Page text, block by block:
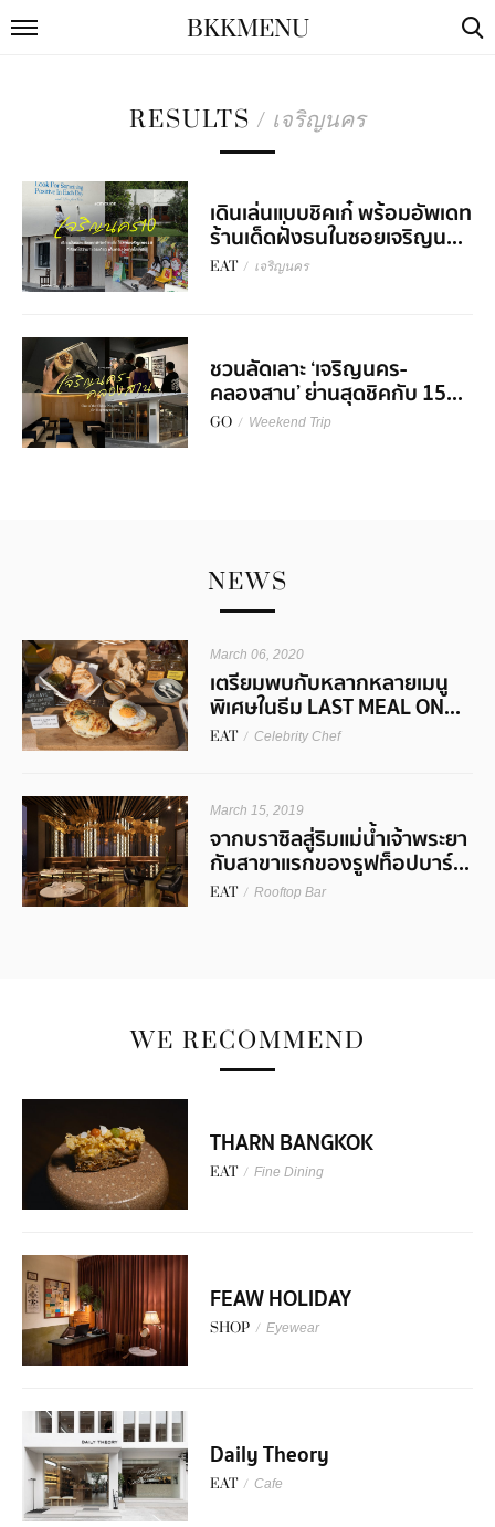
BKKMENU
RESULTS / เจริญนคร
เดินเล่นแบบชิคเก๋ พร้อมอัพเดท
ร้านเด็ดฝั่งธนในซอยเจริญน...
EAT / เจริญนคร
ชวนลัดเลาะ ‘เจริญนคร-
คลองสาน’ ย่านสุดชิคกับ 15...
GO / Weekend Trip
NEWS
March 06, 2020
เตรียมพบกับหลากหลายเมนู
พิเศษในธีม LAST MEAL ON...
EAT / Celebrity Chef
March 15, 2019
จากบราซิลสู่ริมแม่น้ำเจ้าพระยา
กับสาขาแรกของรูฟท็อปบาร์...
EAT / Rooftop Bar
WE RECOMMEND
THARN BANGKOK
EAT / Fine Dining
FEAW HOLIDAY
SHOP / Eyewear
Daily Theory
EAT / Cafe